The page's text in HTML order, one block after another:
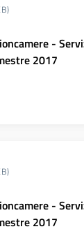
-
2017
-
2017